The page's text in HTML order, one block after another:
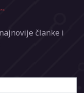
članke i